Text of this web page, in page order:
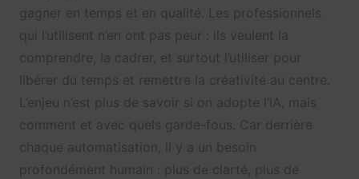
gagner en temps et en qualité. Les professionnels
qui l’utilisent n’en ont pas peur : ils veulent la
comprendre, la cadrer, et surtout l’utiliser pour
libérer du temps et remettre la créativité au centre.
L’enjeu n’est plus de savoir si on adopte l’IA, mais
comment et avec quels garde-fous. Car derrière
chaque automatisation, il y a un besoin
profondément humain : plus de clarté, plus de